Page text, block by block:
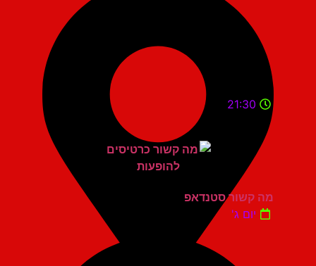
21:30
מה קשור סטנדאפ
יום ג'